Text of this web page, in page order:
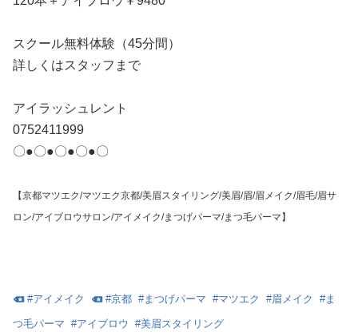
スクール無料体験（45分間）
詳しくはスタッフまで
アイラッシュレント
0752411999
〇●〇●〇●〇●〇
【京都マツエク/マツエク京都/美眉スタイリング/美眉/眉/眉メイク/眉毛/眉サ
ロン/アイブロウサロン/アイメイク/まつげパーマ/まつ毛パーマ】
#アイメイク #京都 #まつげパーマ #マツエク #眉メイク #ま
つ毛パーマ #アイブロウ #美眉スタイリング